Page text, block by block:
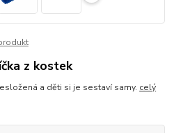
z kostek
a děti si je sestaví samy. celý